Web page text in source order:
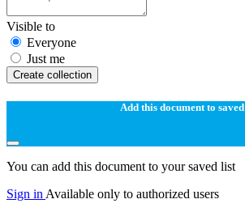
Visible to
Everyone
Just me
Create collection
Add this document to saved
You can add this document to your saved list
Sign in Available only to authorized users